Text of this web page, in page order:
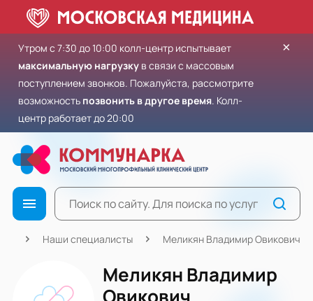
Утром с 7:30 до 10:00 колл-центр испытывает
максимальную нагрузку в связи с массовым
поступлением звонков. Пожалуйста, рассмотрите
возможность позвонить в другое время. Колл-
центр работает до 20:00
×
Наши специалисты Меликян Владимир Овикович
Меликян Владимир
Овикович